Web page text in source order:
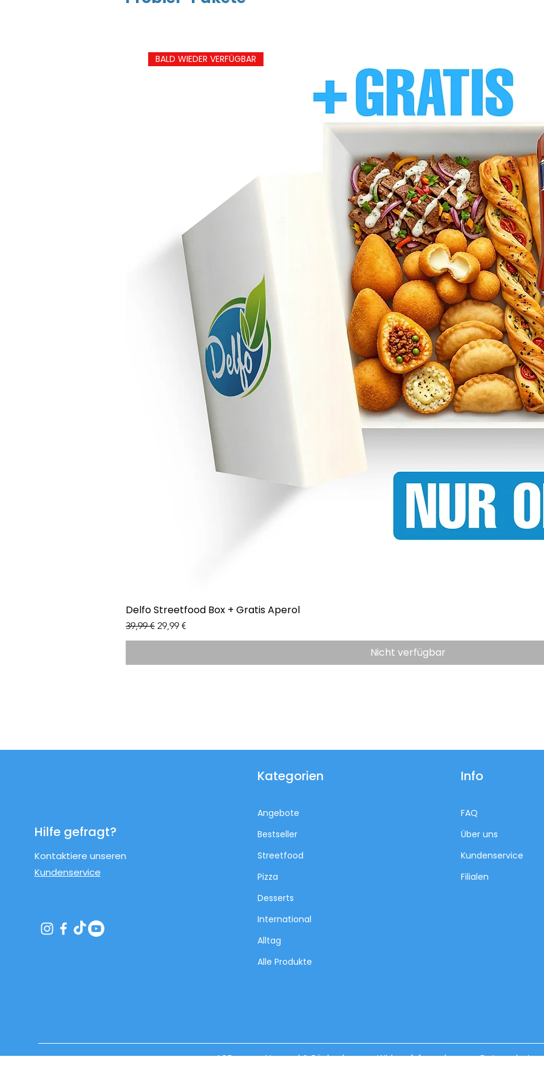
BALD WIEDER VERFÜGBAR
Delfo Streetfood Box + Gratis Aperol
Standardpreis
39,99 € Sale-Preis
29,99 €
Nicht verfügbar
Hilfe gefragt?
Kontaktiere unseren
Kundenservice
Kategorien
Angebote
Bestseller
Streetfood
Pizza
Desserts
International
Alltag
Alle Produkte
Info
FAQ
Über uns
Kundenservice
Filialen
AGB Versand & Rückgabe Widerrufsformular Datenschutz